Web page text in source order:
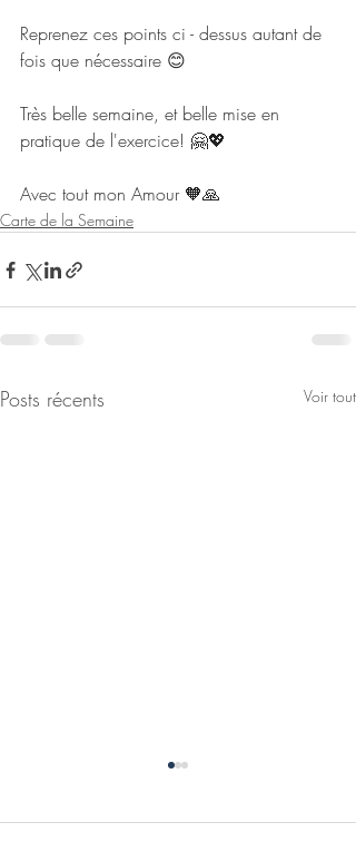
Reprenez ces points ci - dessus autant de
fois que nécessaire 😊
Très belle semaine, et belle mise en
pratique de l'exercice! 🤗💖
Avec tout mon Amour 🧡🙏
Carte de la Semaine
Posts récents Voir tout